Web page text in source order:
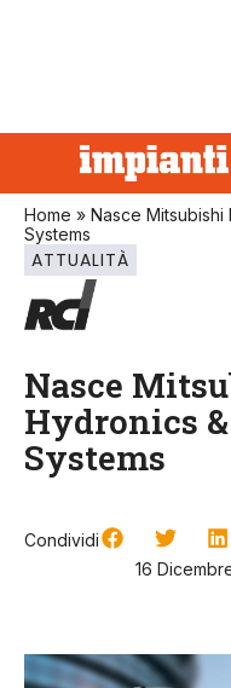
Home » Nasce Mitsubishi
Systems
ATTUALITÀ
Nasce
Hydronics
Systems
Condividi
16